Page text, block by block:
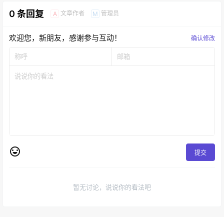
0 条回复 A 文章作者 M 管理员
欢迎您，新朋友，感谢参与互动！ 确认修改
提交
暂无讨论，说说你的看法吧